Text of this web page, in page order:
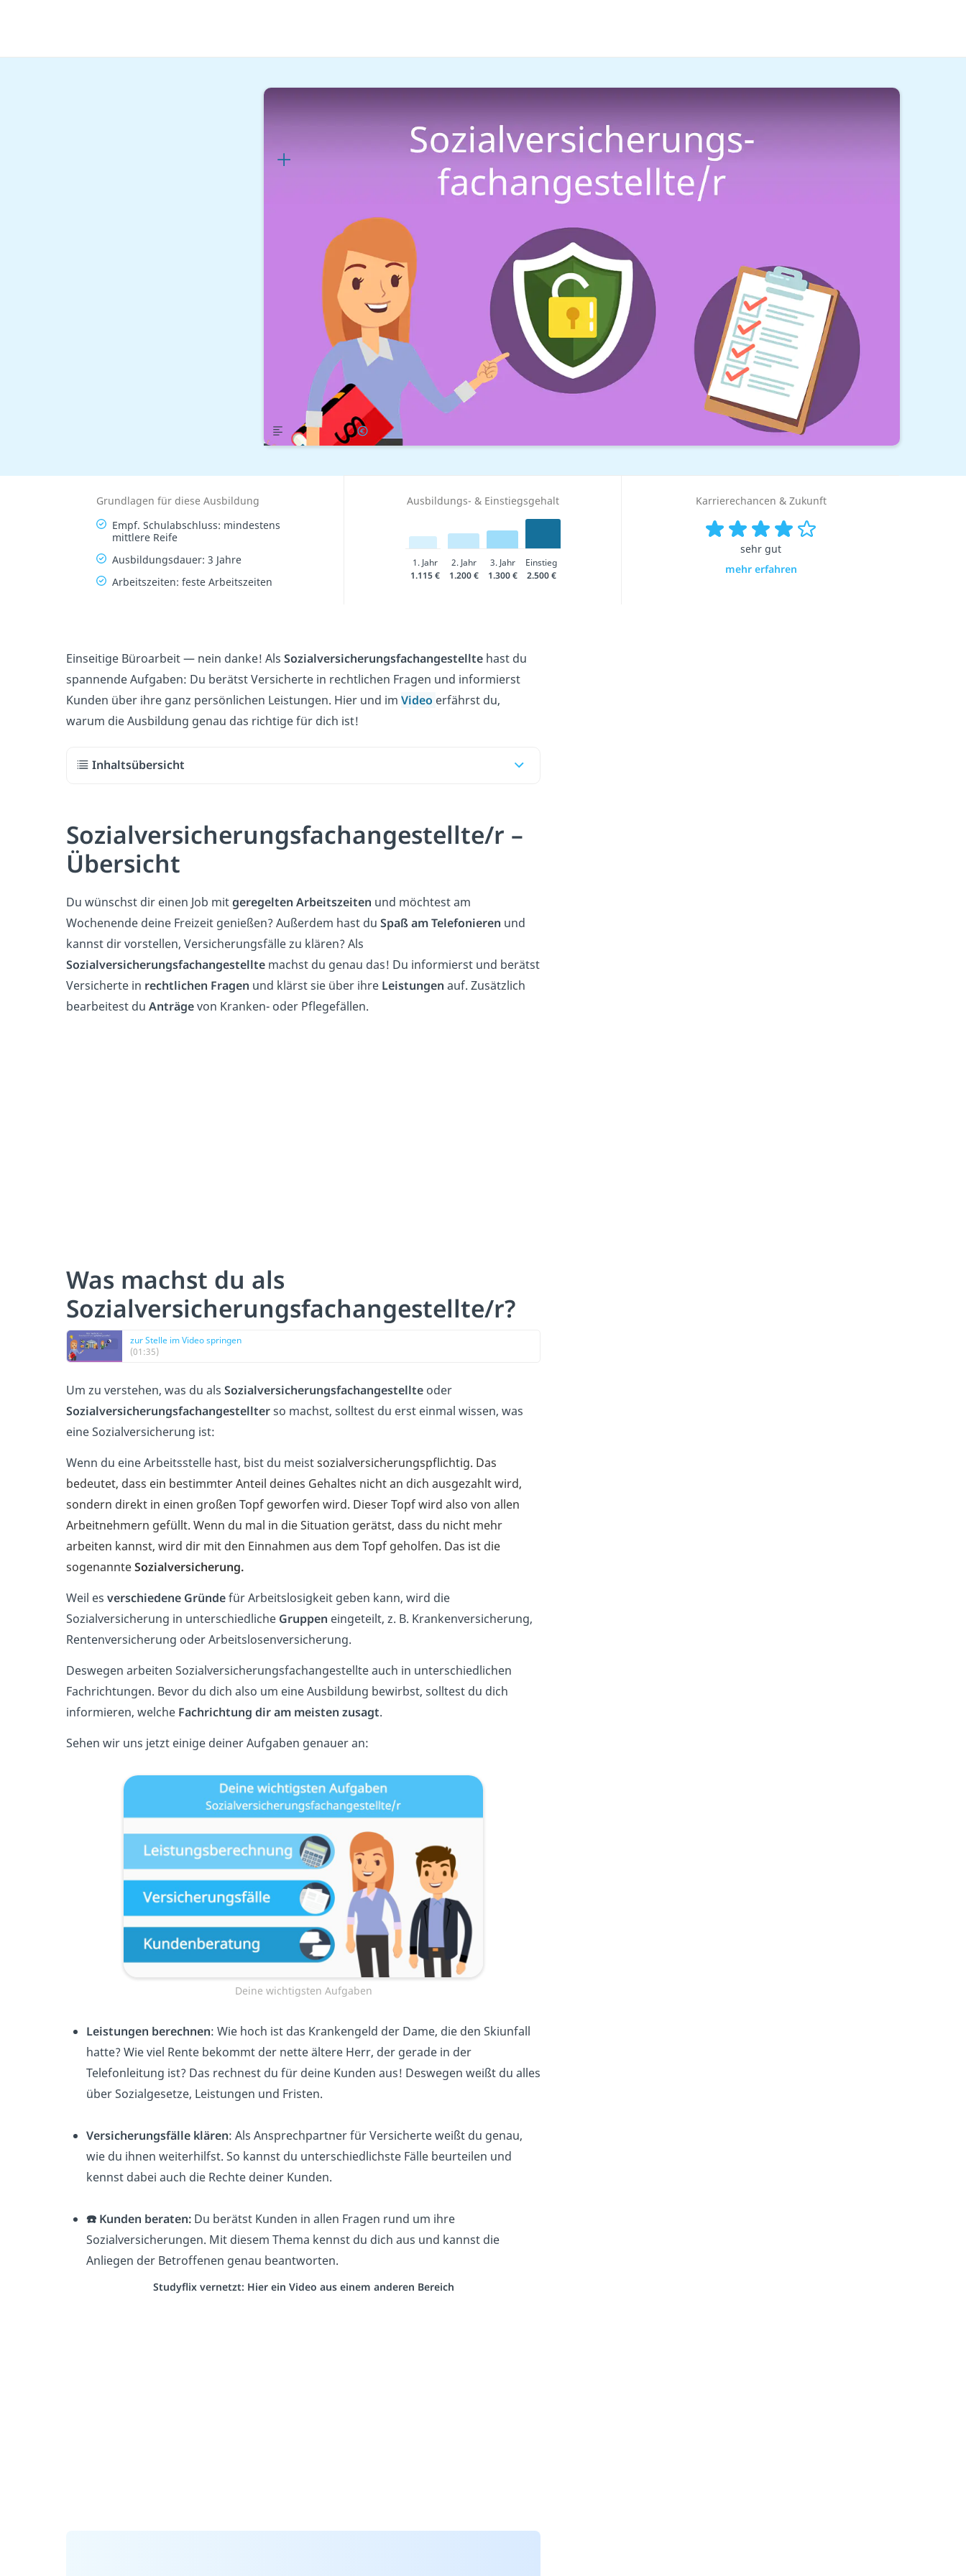
Kaufmännische Berufe
Sozialversicherungsfachangestellte/r
Übersicht Gehalt
Grundlagen für diese Ausbildung
Empf. Schulabschluss: mindestens
mittlere Reife
Ausbildungsdauer: 3 Jahre
Arbeitszeiten: feste Arbeitszeiten
Ausbildungs- & Einstiegsgehalt
1. Jahr 2. Jahr 3. Jahr
Einstieg
1.115 €
1.200 € 1.300 € 2.500 €
Karrierechancen & Zukunft
sehr gut
mehr erfahren
Einseitige Büroarbeit — nein danke! Als Sozialversicherungsfachangestellte hast du
spannende Aufgaben: Du berätst Versicherte in rechtlichen Fragen und informierst
Kunden über ihre ganz persönlichen Leistungen. Hier und im Video erfährst du,
warum die Ausbildung genau das richtige für dich ist!
Inhaltsübersicht
Sozialversicherungsfachangestellte/r –
Übersicht
Du wünschst dir einen Job mitgeregelten Arbeitszeiten und möchtest am
Wochenende deine Freizeit genießen? Außerdem hast du Spaß am Telefonieren und
kannst dir vorstellen, Versicherungsfälle zu klären? Als
Sozialversicherungsfachangestellte machst du genau das! Du informierst und berätst
Versicherte in rechtlichen Fragen und klärst sie über ihre Leistungen auf. Zusätzlich
bearbeitest du Anträgevon Kranken- oder Pflegefällen.
Was machst du als
Sozialversicherungsfachangestellte/r?
zur Stelle im Video springen
(01:35)
Um zu verstehen, was du als Sozialversicherungsfachangestellte oder
Sozialversicherungsfachangestellterso machst, solltest du erst einmal wissen, was
eine Sozialversicherung ist:
Wenn du eine Arbeitsstelle hast, bist du meistsozialversicherungspflichtig. Das
bedeutet, dass ein bestimmter Anteil deines Gehaltes nicht an dich ausgezahlt wird,
sondern direkt in einen großen Topf geworfen wird. Dieser Topf wird also von allen
Arbeitnehmern gefüllt. Wenn du mal in die Situation gerätst, dass du nicht mehr
arbeiten kannst, wird dir mit den Einnahmen aus dem Topf geholfen. Das ist die
sogenannteSozialversicherung.
Weil es verschiedene Gründefür Arbeitslosigkeit geben kann, wird die
Sozialversicherung in unterschiedliche Gruppen eingeteilt, z. B. Krankenversicherung,
Rentenversicherung oder Arbeitslosenversicherung.
Deswegen arbeiten Sozialversicherungsfachangestellte auch in unterschiedlichen
Fachrichtungen. Bevor du dich also um eine Ausbildung bewirbst, solltest du dich
informieren, welche Fachrichtung dir am meisten zusagt.
Sehen wir uns jetzt einige deiner Aufgaben genauer an:
Deine wichtigsten Aufgaben
Leistungen berechnen: Wie hoch ist das Krankengeld der Dame, die den Skiunfall
hatte? Wie viel Rente bekommt der nette ältere Herr, der gerade in der
Telefonleitung ist? Das rechnest du für deine Kunden aus! Deswegen weißt du alles
über Sozialgesetze, Leistungen und Fristen.
‍Versicherungsfälle klären: Als Ansprechpartner für Versicherte weißt du genau,
wie du ihnen weiterhilfst. So kannst du unterschiedlichste Fälle beurteilen und
kennst dabei auch die Rechte deiner Kunden.
☎️ Kunden beraten: Du berätst Kunden in allen Fragen rund um ihre
Sozialversicherungen. Mit diesem Thema kennst du dich aus und kannst die
Anliegen der Betroffenen genau beantworten.
Studyflix vernetzt: Hier ein Video aus einem anderen Bereich